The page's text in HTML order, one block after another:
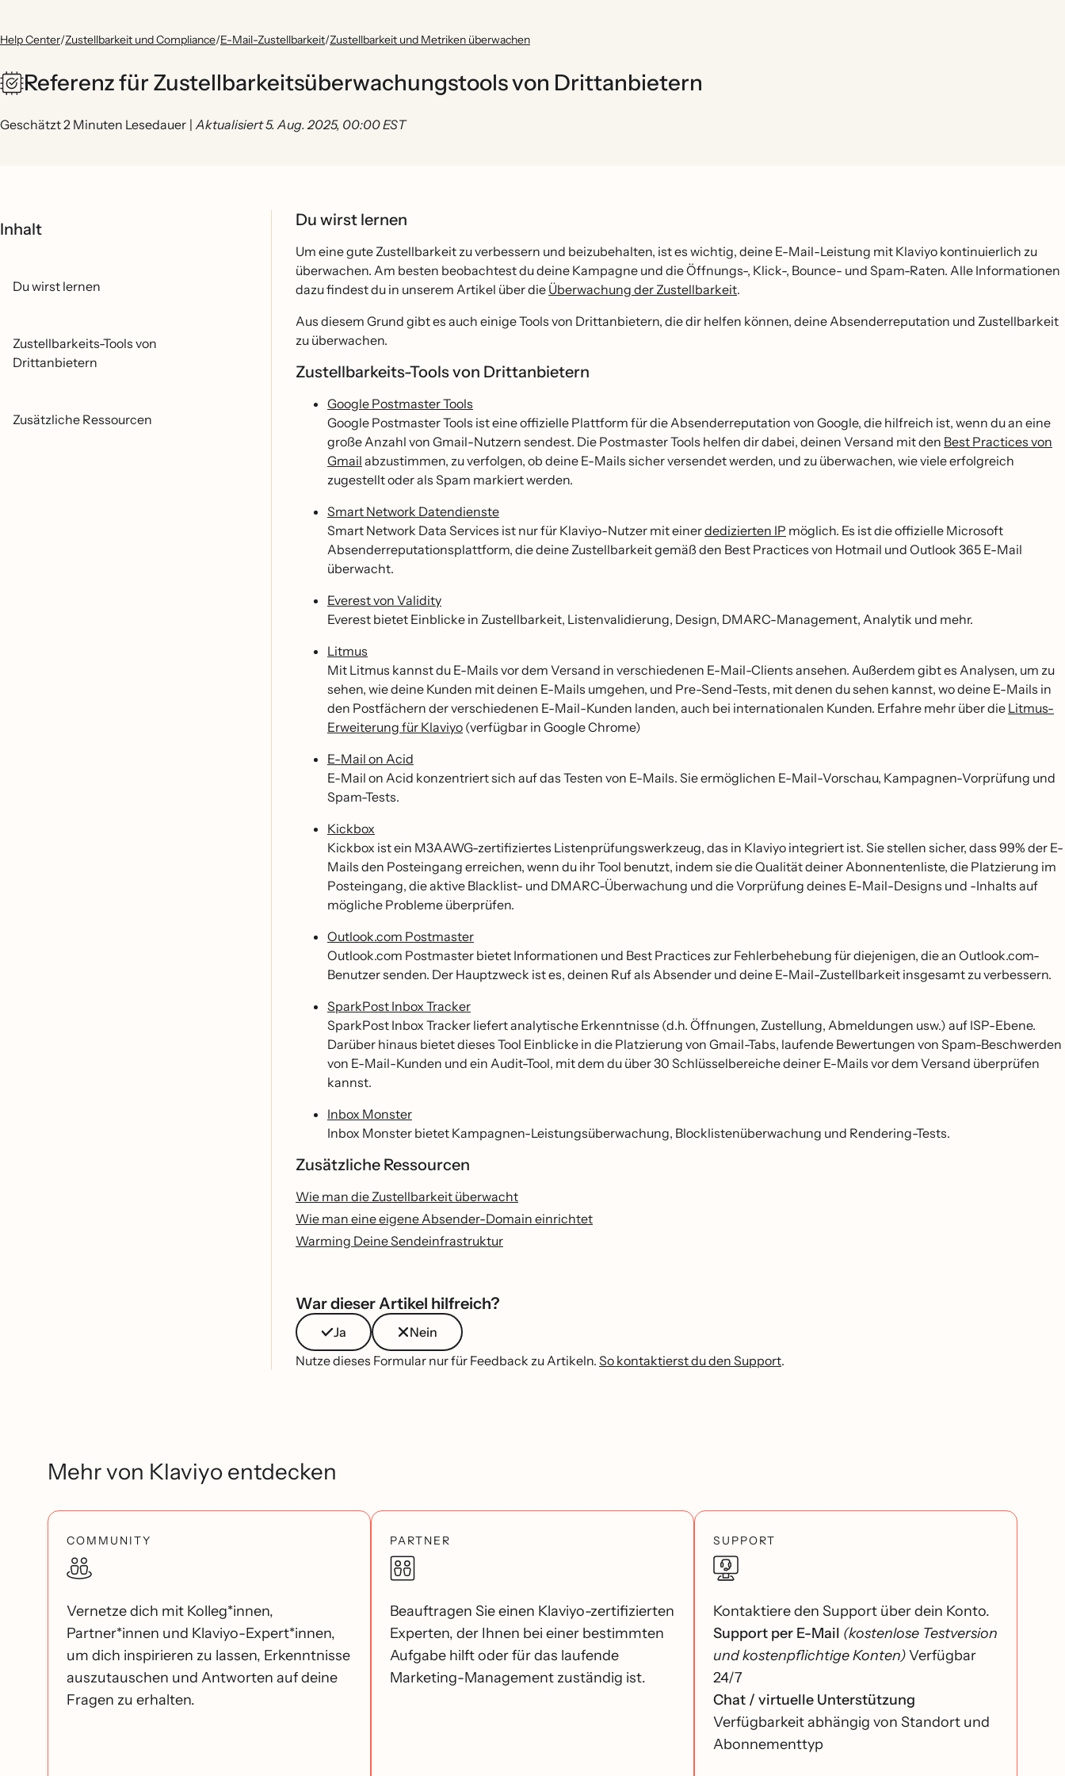
Help Center/Zustellbarkeit und Compliance/E-Mail-Zustellbarkeit/Zustellbarkeit und Metriken überwachen
Referenz für Zustellbarkeitsüberwachungstools von Drittanbietern
Geschätzt 2 Minuten Lesedauer | Aktualisiert 5. Aug. 2025, 00:00 EST
Inhalt
Du wirst lernen
Zustellbarkeits-Tools von
Drittanbietern
Zusätzliche Ressourcen
Du wirst lernen
Um eine gute Zustellbarkeit zu verbessern und beizubehalten, ist es wichtig, deine E-Mail-Leistung mit Klaviyo kontinuierlich zu
überwachen. Am besten beobachtest du deine Kampagne und die Öffnungs-, Klick-, Bounce- und Spam-Raten. Alle Informationen
dazu findest du in unserem Artikel über die Überwachung der Zustellbarkeit.
Aus diesem Grund gibt es auch einige Tools von Drittanbietern, die dir helfen können, deine Absenderreputation und Zustellbarkeit
zu überwachen.
Zustellbarkeits-Tools von Drittanbietern
Google Postmaster Tools
Google Postmaster Tools ist eine offizielle Plattform für die Absenderreputation von Google, die hilfreich ist, wenn du an eine
große Anzahl von Gmail-Nutzern sendest. Die Postmaster Tools helfen dir dabei, deinen Versand mit den Best Practices von
Gmail abzustimmen, zu verfolgen, ob deine E-Mails sicher versendet werden, und zu überwachen, wie viele erfolgreich
zugestellt oder als Spam markiert werden.
Smart Network Datendienste
Smart Network Data Services ist nur für Klaviyo-Nutzer mit einerdedizierten IP möglich. Es ist die offizielle Microsoft
Absenderreputationsplattform, die deine Zustellbarkeit gemäß den Best Practices von Hotmail und Outlook 365 E-Mail
überwacht.
Everest von Validity
Everest bietet Einblicke in Zustellbarkeit, Listenvalidierung, Design, DMARC-Management, Analytik und mehr.
Litmus
Mit Litmus kannst du E-Mails vor dem Versand in verschiedenen E-Mail-Clients ansehen. Außerdem gibt es Analysen, um zu
sehen, wie deine Kunden mit deinen E-Mails umgehen, und Pre-Send-Tests, mit denen du sehen kannst, wo deine E-Mails in
den Postfächern der verschiedenen E-Mail-Kunden landen, auch bei internationalen Kunden. Erfahre mehr über die Litmus-
Erweiterung für Klaviyo (verfügbar in Google Chrome)
E-Mail on Acid
E-Mail on Acid konzentriert sich auf das Testen von E-Mails. Sie ermöglichen E-Mail-Vorschau, Kampagnen-Vorprüfung und
Spam-Tests.
Kickbox
Kickbox ist ein M3AAWG-zertifiziertes Listenprüfungswerkzeug, das in Klaviyo integriert ist. Sie stellen sicher, dass 99% der E-
Mails den Posteingang erreichen, wenn du ihr Tool benutzt, indem sie die Qualität deiner Abonnentenliste, die Platzierung im
Posteingang, die aktive Blacklist- und DMARC-Überwachung und die Vorprüfung deines E-Mail-Designs und -Inhalts auf
mögliche Probleme überprüfen.
Outlook.com Postmaster
Outlook.com Postmaster bietet Informationen und Best Practices zur Fehlerbehebung für diejenigen, die an Outlook.com-
Benutzer senden. Der Hauptzweck ist es, deinen Ruf als Absender und deine E-Mail-Zustellbarkeit insgesamt zu verbessern.
SparkPost Inbox Tracker
SparkPost Inbox Tracker liefert analytische Erkenntnisse (d.h. Öffnungen, Zustellung, Abmeldungen usw.) auf ISP-Ebene.
Darüber hinaus bietet dieses Tool Einblicke in die Platzierung von Gmail-Tabs, laufende Bewertungen von Spam-Beschwerden
von E-Mail-Kunden und ein Audit-Tool, mit dem du über 30 Schlüsselbereiche deiner E-Mails vor dem Versand überprüfen
kannst.
Inbox Monster
Inbox Monster bietet Kampagnen-Leistungsüberwachung, Blocklistenüberwachung und Rendering-Tests.
Zusätzliche Ressourcen
Wie man die Zustellbarkeit überwacht
Wie man eine eigene Absender-Domain einrichtet
Warming Deine Sendeinfrastruktur
War dieser Artikel hilfreich?
Ja
Nein
Nutze dieses Formular nur für Feedback zu Artikeln. So kontaktierst du den Support.
Mehr von Klaviyo entdecken
COMMUNITY
Vernetze dich mit Kolleg*innen,
Partner*innen und Klaviyo-Expert*innen,
um dich inspirieren zu lassen, Erkenntnisse
auszutauschen und Antworten auf deine
Fragen zu erhalten.
PARTNER
Beauftragen Sie einen Klaviyo-zertifizierten
Experten, der Ihnen bei einer bestimmten
Aufgabe hilft oder für das laufende
Marketing-Management zuständig ist.
SUPPORT
Kontaktiere den Support über dein Konto.
Support per E-Mail (kostenlose Testversion
und kostenpflichtige Konten)Verfügbar
24/7
Chat / virtuelle Unterstützung
Verfügbarkeit abhängig von Standort und
Abonnementtyp